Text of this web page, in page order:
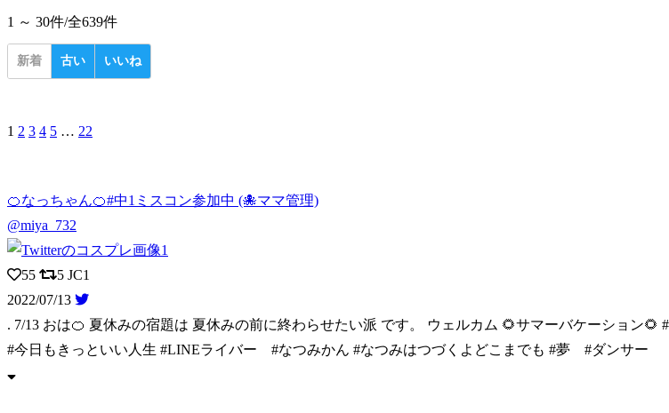
1 ～ 30件/全639件
新着 古い いいね
1 2 3 4 5 … 22
🍊なっちゃん🍊#中1ミスコン参加中 (🐙ママ管理)
@miya_732
55 5 JC1
2022/07/13
. 7/13 おは🍊 夏休みの宿題は 夏休みの前に終わらせたい派 です。 ウ ェルカム 🌻サマーバケーション🌻
#今日もきっといい人生 #LINEライバー #なつみかん #なつみはつづくよどこまでも #夢 #ダンサー